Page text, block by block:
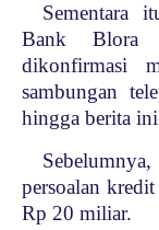
Sementara
Bank Blora
dikonfirmasi
sambungan
hingga berita
persoalan
Rp 20 miliar.